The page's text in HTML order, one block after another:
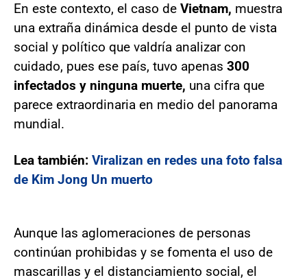
En este contexto, el caso de Vietnam, muestra
una extraña dinámica desde el punto de vista
social y político que valdría analizar con
cuidado, pues ese país, tuvo apenas 300
infectados y ninguna muerte, una cifra que
parece extraordinaria en medio del panorama
mundial.
Lea también: Viralizan en redes una foto falsa
de Kim Jong Un muerto
Aunque las aglomeraciones de personas
continúan prohibidas y se fomenta el uso de
mascarillas y el distanciamiento social, el